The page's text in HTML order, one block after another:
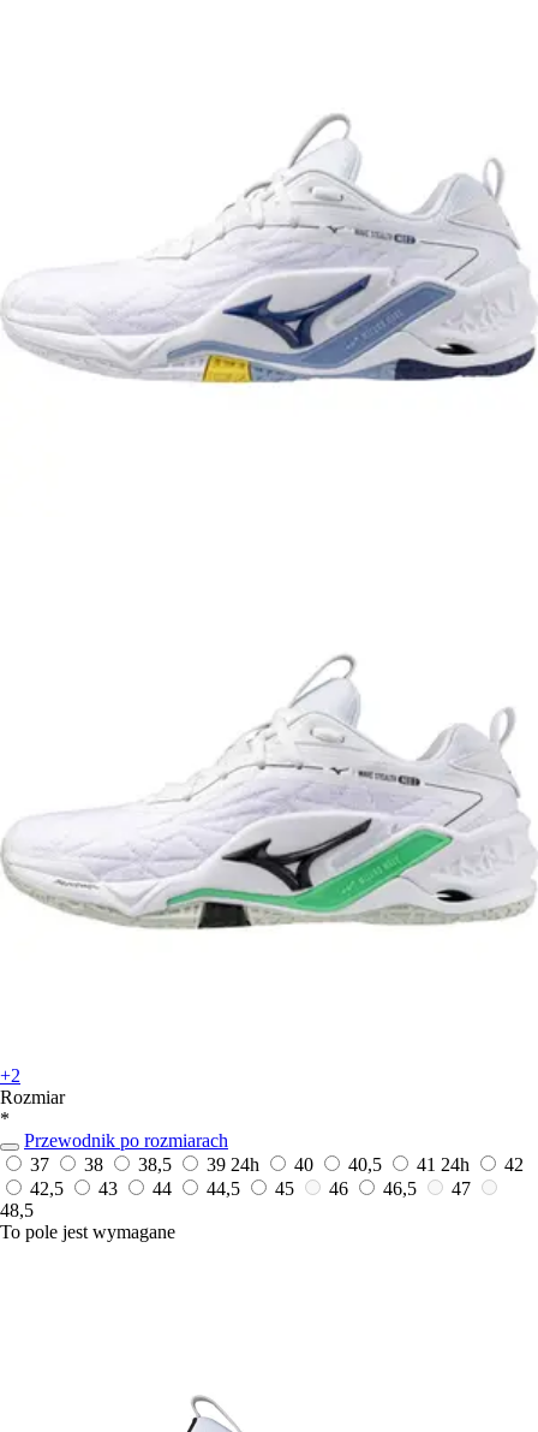
+2
Rozmiar
*
Przewodnik po rozmiarach
37
38 38,5 39 24h 40 40,5 41 24h
42
42,5
43 44 44,5 45 46 46,5
47
48,5
To pole jest wymagane